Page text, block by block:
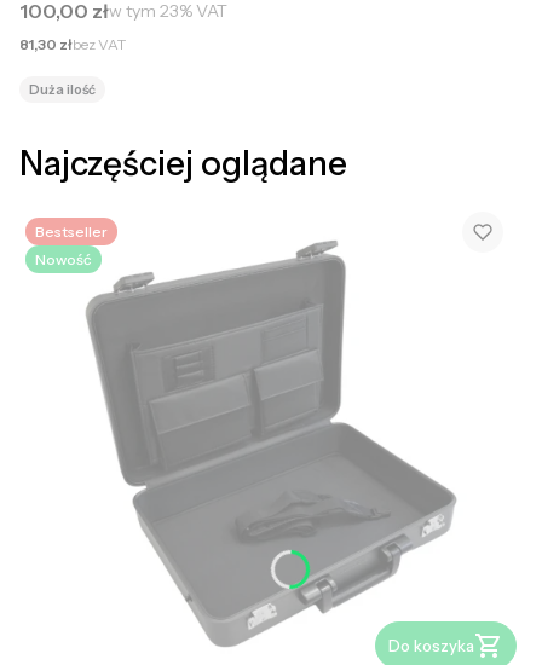
Cena brutto
100,00 złw tym 23%VAT
Cena netto
81,30 złbez VAT
Duża ilość
Najczęściej oglądane
Bestseller
Nowość
Do koszyka